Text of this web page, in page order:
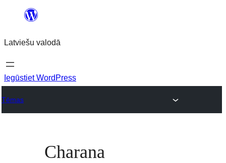
Pāriet
saturu
Latviešu valodā
Iegūstiet WordPress
Tēmas
Charana